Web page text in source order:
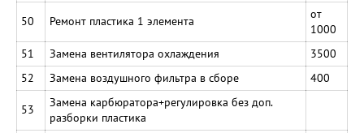
50 Ремонт пластика 1 элемента
от
1000
51
Замена вентилятора охлаждения
3500
52
Замена воздушного фильтра в сборе 400
53
Замена карбюратора+регулировка без доп.
разборки пластика